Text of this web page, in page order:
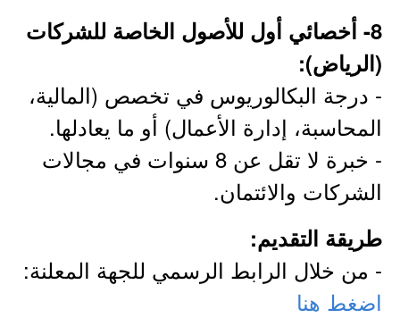
8- أخصائي أول للأصول الخاصة للشركات
(الرياض):
- درجة البكالوريوس في تخصص (المالية،
المحاسبة، إدارة الأعمال) أو ما يعادلها.
- خبرة لا تقل عن 8 سنوات في مجالات
الشركات والائتمان.
طريقة التقديم:
- من خلال الرابط الرسمي للجهة المعلنة:
اضغط هنا